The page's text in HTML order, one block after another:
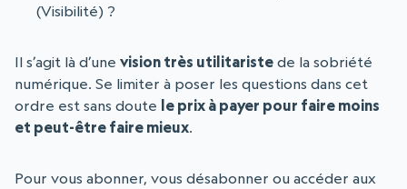
(Visibilité) ?
Il s’agit là d’une vision très utilitariste de la sobriété
numérique. Se limiter à poser les questions dans cet
ordre est sans doute le prix à payer pour faire moins
et peut-être faire mieux.
Pour vous abonner, vous désabonner ou accéder aux